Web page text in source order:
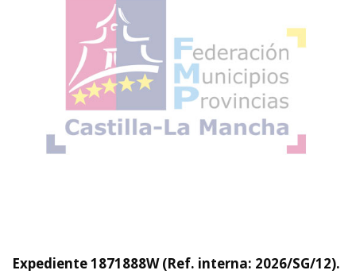
Expediente 1871888W (Ref. interna: 2026/SG/12).